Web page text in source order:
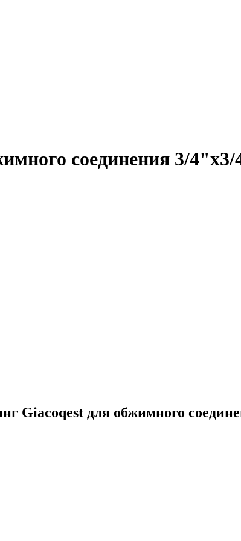
соединения 3/
Giacoqest для обжимного